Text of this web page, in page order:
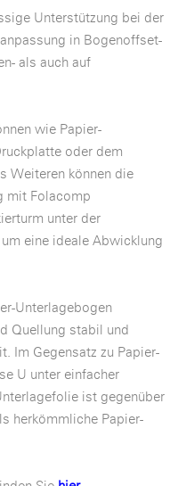
Unterstützung bei der
in Bogenoffset-
als auch auf
wie Papier-
oder dem
Weiteren können die
mit Folacomp
unter der
eine ideale Abwicklung
Unterlagebogen
Quellung stabil und
Im Gegensatz zu Papier-
U unter einfacher
ist gegenüber
herkömmliche Papier-